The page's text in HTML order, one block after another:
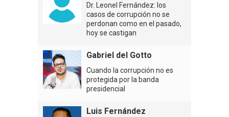
Dr. Leonel Fernández: los
casos de corrupción no se
perdonan como en el pasado,
hoy se castigan
Gabriel del Gotto
Cuando la corrupción no es
protegida por la banda
presidencial
Luis Fernández